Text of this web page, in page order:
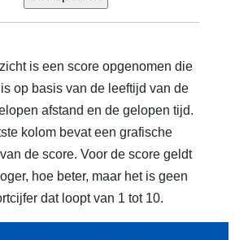
is een score opgenomen die
op basis van de leeftijd van de
afstand en de gelopen tijd.
kolom bevat een grafische
de score. Voor de score geldt
hoe beter, maar het is geen
dat loopt van 1 tot 10.